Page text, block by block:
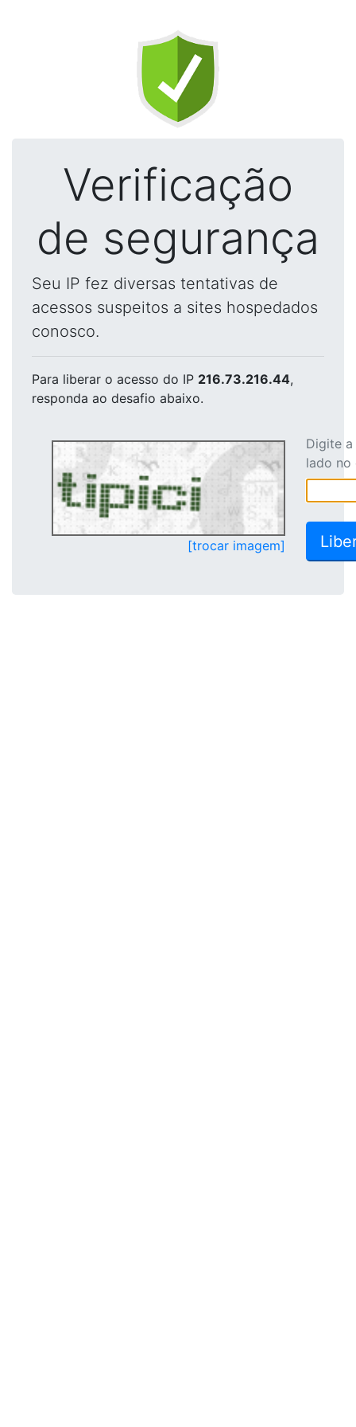
Verificação
de segurança
Seu IP fez diversas tentativas de
acessos suspeitos a sites hospedados
conosco.
Para liberar o acesso do IP 216.73.216.44,
responda ao desafio abaixo.
[trocar imagem]
Digite
lado no